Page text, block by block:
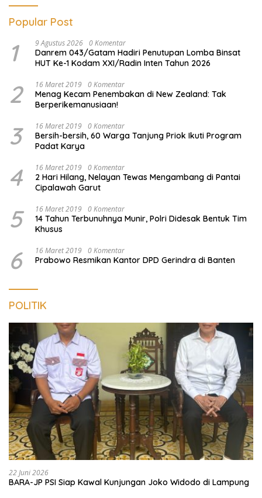
Popular Post
1 9 Agustus 2026 0 Komentar
Danrem 043/Gatam Hadiri Penutupan Lomba Binsat
HUT Ke-1 Kodam XXI/Radin Inten Tahun 2026
2 16 Maret 2019 0 Komentar
Menag Kecam Penembakan di New Zealand: Tak
Berperikemanusiaan!
3 16 Maret 2019 0 Komentar
Bersih-bersih, 60 Warga Tanjung Priok Ikuti Program
Padat Karya
4 16 Maret 2019 0 Komentar
2 Hari Hilang, Nelayan Tewas Mengambang di Pantai
Cipalawah Garut
5 16 Maret 2019 0 Komentar
14 Tahun Terbunuhnya Munir, Polri Didesak Bentuk Tim
Khusus
6 16 Maret 2019 0 Komentar
Prabowo Resmikan Kantor DPD Gerindra di Banten
POLITIK
22 Juni 2026
BARA-JP PSI Siap Kawal Kunjungan Joko Widodo di Lampung